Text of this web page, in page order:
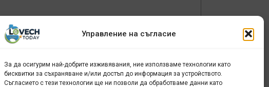
Управление на съгласие
За да осигурим най-добрите изживявания, ние използваме технологии като
бисквитки за съхраняване и/или достъп до информация за устройството.
Съгласието с тези технологии ще ни позволи да обработваме данни като